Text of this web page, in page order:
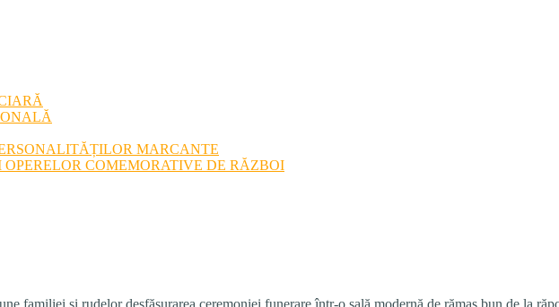
MARCANTE
COMEMORATIVE DE RĂZBOI
familiei și rudelor desfășurarea ceremoniei funerare într-o sală modernă de rămas bun de la